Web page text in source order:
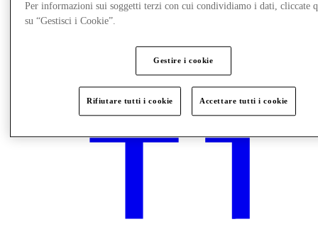
Per informazioni sui soggetti terzi con cui condividiamo i dati, cliccate
su “Gestisci i Cookie”.
Gestire i cookie
Rifiutare tutti i cookie Accettare tutti i cookie